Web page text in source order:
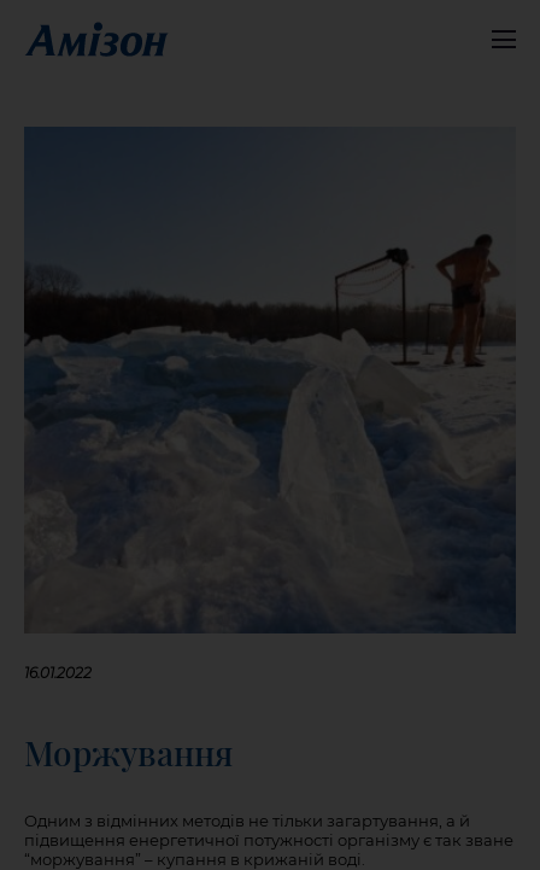
16.01.2022
Моржування
Одним з відмінних методів не тільки загартування, а й
підвищення енергетичної потужності організму є так зване
“моржування” – купання в крижаній воді.